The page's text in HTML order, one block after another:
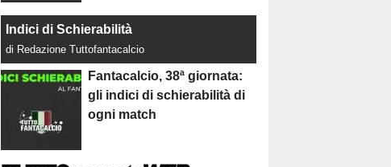
Indici di Schierabilità
di Redazione Tuttofantacalcio
Fantacalcio, 38ª giornata:
gli indici di schierabilità di
ogni match